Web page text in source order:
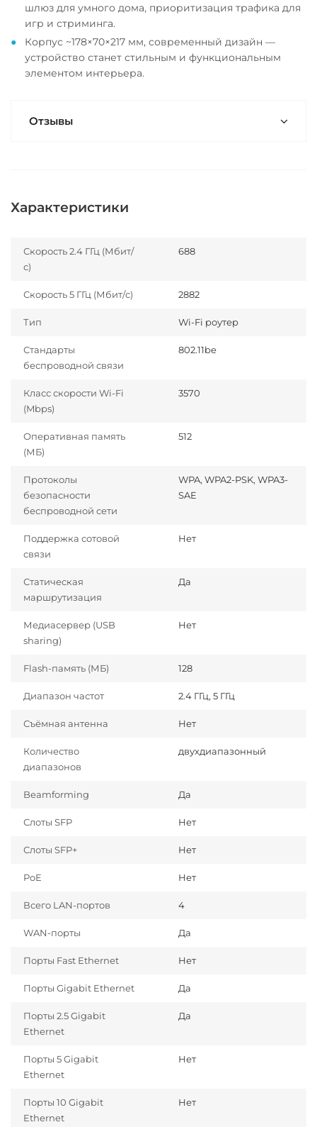
шлюз для умного дома, приоритизация трафика для
игр и стриминга.
Корпус ~178×70×217 мм, современный дизайн —
устройство станет стильным и функциональным
элементом интерьера.
Отзывы
Характеристики
Скорость 2.4 ГГц (Мбит/
с)
688
Скорость 5 ГГц (Мбит/с) 2882
Тип Wi-Fi роутер
Стандарты
беспроводной связи
802.11be
Класс скорости Wi-Fi
(Mbps)
3570
Оперативная память
(МБ)
512
Протоколы
безопасности
беспроводной сети
WPA, WPA2-PSK, WPA3-
SAE
Поддержка сотовой
связи
Нет
Статическая
маршрутизация
Да
Медиасервер (USB
sharing)
Нет
Flash-память (МБ) 128
Диапазон частот 2.4 ГГц, 5 ГГц
Съёмная антенна Нет
Количество
диапазонов
двухдиапазонный
Beamforming Да
Слоты SFP Нет
Слоты SFP+ Нет
PoE Нет
Всего LAN-портов 4
WAN-порты Да
Порты Fast Ethernet Нет
Порты Gigabit Ethernet Да
Порты 2.5 Gigabit
Ethernet
Да
Порты 5 Gigabit
Ethernet
Нет
Порты 10 Gigabit
Ethernet
Нет